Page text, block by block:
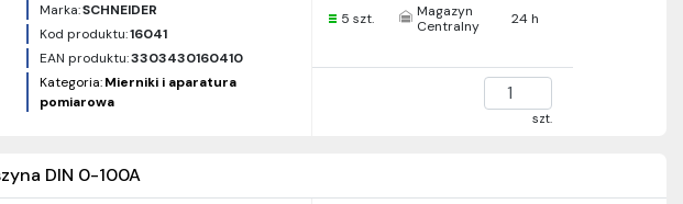
Marka:SCHNEIDER
Kod produktu:16041
EAN produktu:3303430160410
Kategoria:Mierniki i aparatura
pomiarowa
5 szt.
Magazyn
Centralny
24 h
szt.
DIN 0-100A